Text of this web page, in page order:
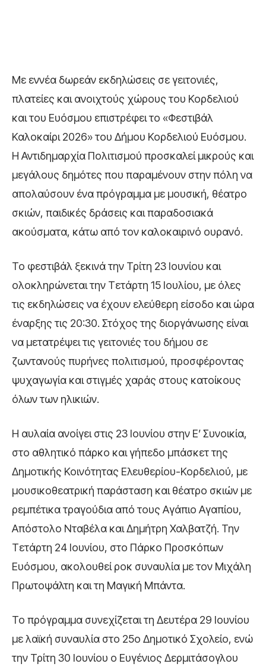
Με εννέα δωρεάν εκδηλώσεις σε γειτονιές,
πλατείες και ανοιχτούς χώρους του Κορδελιού
και του Ευόσμου επιστρέφει το «Φεστιβάλ
Καλοκαίρι 2026» του Δήμου Κορδελιού Ευόσμου.
Η Αντιδημαρχία Πολιτισμού προσκαλεί μικρούς και
μεγάλους δημότες που παραμένουν στην πόλη να
απολαύσουν ένα πρόγραμμα με μουσική, θέατρο
σκιών, παιδικές δράσεις και παραδοσιακά
ακούσματα, κάτω από τον καλοκαιρινό ουρανό.
Το φεστιβάλ ξεκινά την Τρίτη 23 Ιουνίου και
ολοκληρώνεται την Τετάρτη 15 Ιουλίου, με όλες
τις εκδηλώσεις να έχουν ελεύθερη είσοδο και ώρα
έναρξης τις 20:30. Στόχος της διοργάνωσης είναι
να μετατρέψει τις γειτονιές του δήμου σε
ζωντανούς πυρήνες πολιτισμού, προσφέροντας
ψυχαγωγία και στιγμές χαράς στους κατοίκους
όλων των ηλικιών.
Η αυλαία ανοίγει στις 23 Ιουνίου στην Ε’ Συνοικία,
στο αθλητικό πάρκο και γήπεδο μπάσκετ της
Δημοτικής Κοινότητας Ελευθερίου-Κορδελιού, με
μουσικοθεατρική παράσταση και θέατρο σκιών με
ρεμπέτικα τραγούδια από τους Αγάπιο Αγαπίου,
Απόστολο Νταβέλα και Δημήτρη Χαλβατζή. Την
Τετάρτη 24 Ιουνίου, στο Πάρκο Προσκόπων
Ευόσμου, ακολουθεί ροκ συναυλία με τον Μιχάλη
Πρωτοψάλτη και τη Μαγική Μπάντα.
Το πρόγραμμα συνεχίζεται τη Δευτέρα 29 Ιουνίου
με λαϊκή συναυλία στο 25ο Δημοτικό Σχολείο, ενώ
την Τρίτη 30 Ιουνίου ο Ευγένιος Δερμιτάσογλου